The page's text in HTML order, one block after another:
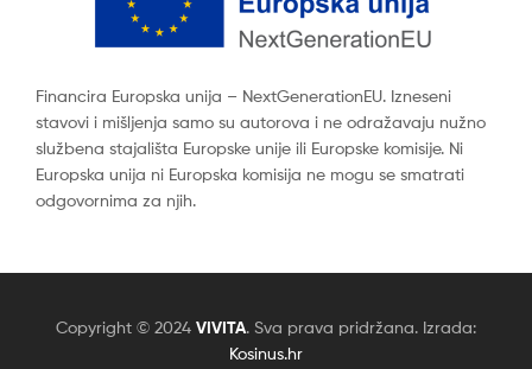
Financira Europska unija – NextGenerationEU. Izneseni
stavovi i mišljenja samo su autorova i ne odražavaju nužno
službena stajališta Europske unije ili Europske komisije. Ni
Europska unija ni Europska komisija ne mogu se smatrati
odgovornima za njih.
Copyright © 2024 VIVITA. Sva prava pridržana. Izrada:
Kosinus.hr